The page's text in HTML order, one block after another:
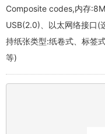
Composite codes,内存
USB(2.0)、以太网络接口(
持纸张类型:纸卷式、标签
等)